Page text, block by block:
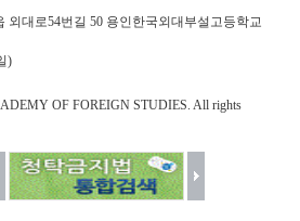
외대로54번길 50 용인한국외대부설고등학교
)
OF FOREIGN STUDIES. All rights